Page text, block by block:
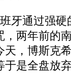
通过强硬
两年前的
，博斯克
是全盘放